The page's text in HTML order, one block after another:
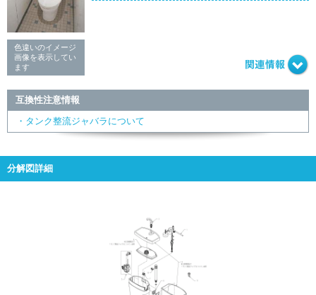
色違いのイメージ
画像を表示してい
ます
互換性注意情報
・タンク整流ジャバラについて
分解図詳細